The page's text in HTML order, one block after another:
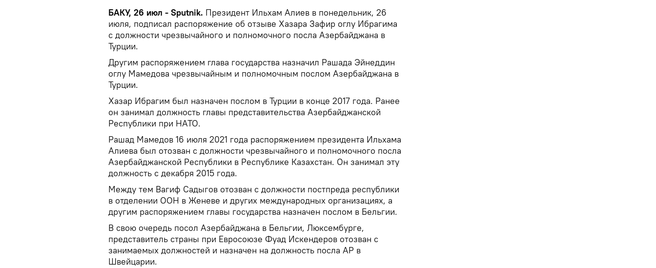
БАКУ, 26 июл - Sputnik. Президент Ильхам Алиев в понедельник, 26
июля, подписал распоряжение об отзыве Хазара Зафир оглу Ибрагима
с должности чрезвычайного и полномочного посла Азербайджана в
Турции.
Другим распоряжением глава государства назначил Рашада Эйнеддин
оглу Мамедова чрезвычайным и полномочным послом Азербайджана в
Турции.
Хазар Ибрагим был назначен послом в Турции в конце 2017 года. Ранее
он занимал должность главы представительства Азербайджанской
Республики при НАТО.
Рашад Мамедов 16 июля 2021 года распоряжением президента Ильхама
Алиева был отозван с должности чрезвычайного и полномочного посла
Азербайджанской Республики в Республике Казахстан. Он занимал эту
должность с декабря 2015 года.
Между тем Вагиф Садыгов отозван с должности постпреда республики
в отделении ООН в Женеве и других международных организациях, а
другим распоряжением главы государства назначен послом в Бельгии.
В свою очередь посол Азербайджана в Бельгии, Люксембурге,
представитель страны при Евросоюзе Фуад Искендеров отозван с
занимаемых должностей и назначен на должность посла АР в
Швейцарии.